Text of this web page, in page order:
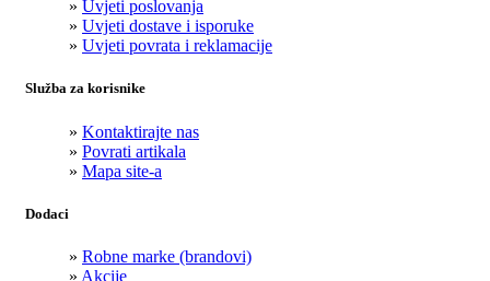
» Uvjeti poslovanja
» Uvjeti dostave i isporuke
» Uvjeti povrata i reklamacije
Služba za korisnike
» Kontaktirajte nas
» Povrati artikala
» Mapa site-a
Dodaci
» Robne marke (brandovi)
» Akcije